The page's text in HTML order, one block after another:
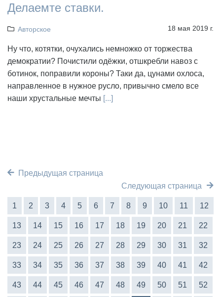
Делаемте ставки.
Авторское 18 мая 2019 г.
Ну что, котятки, очухались немножко от торжества
демократии? Почистили одёжки, отшкребли навоз с
ботинок, поправили короны? Таки да, цунами охлоса,
направленное в нужное русло, привычно смело все
наши хрустальные мечты [...]
Предыдущая страница
Следующая страница
1 2 3 4 5 6 7 8 9 10 11 12
13 14 15 16 17 18 19 20 21 22
23 24 25 26 27 28 29 30 31 32
33 34 35 36 37 38 39 40 41 42
43 44 45 46 47 48 49 50 51 52